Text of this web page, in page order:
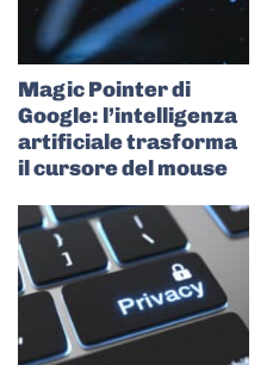
Magic Pointer di
Google: l’intelligenza
artificiale trasforma
il cursore del mouse